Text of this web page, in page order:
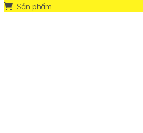
Sản phẩm